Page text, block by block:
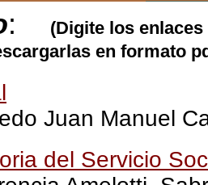
:
(Digite los
en formato
Juan Manuel
del Servicio